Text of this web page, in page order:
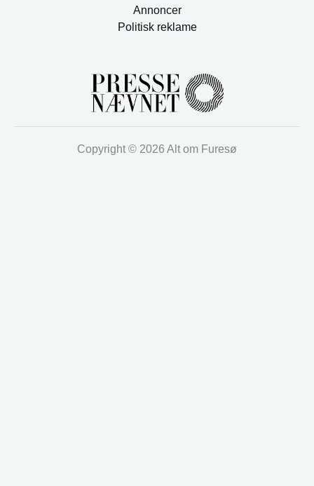
Annoncer
Politisk reklame
Copyright © 2026 Alt om Furesø